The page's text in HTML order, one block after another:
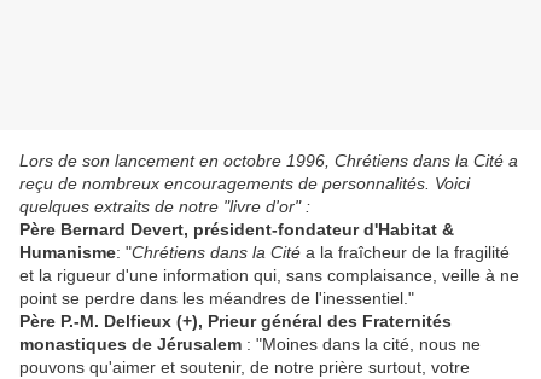
Lors de son lancement en octobre 1996, Chrétiens dans la Cité a
reçu de nombreux encouragements de personnalités. Voici
quelques extraits de notre "livre d'or" :
Père Bernard Devert, président-fondateur d'Habitat &
Humanisme: "Chrétiens dans la Cité a la fraîcheur de la fragilité
et la rigueur d'une information qui, sans complaisance, veille à ne
point se perdre dans les méandres de l'inessentiel."
Père P.-M. Delfieux (+), Prieur général des Fraternités
monastiques de Jérusalem : "Moines dans la cité, nous ne
pouvons qu'aimer et soutenir, de notre prière surtout, votre